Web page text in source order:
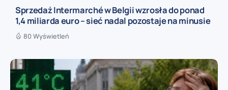
Sprzedaż Intermarché w Belgii wzrosła do ponad
1,4 miliarda euro – sieć nadal pozostaje na minusie
80 Wyświetleń